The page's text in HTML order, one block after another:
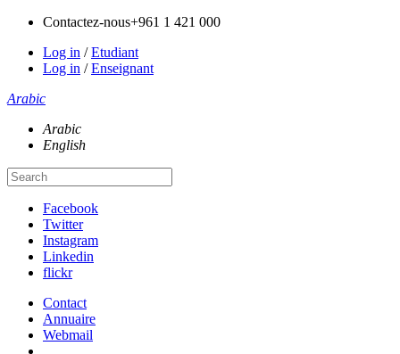
Contactez-nous+961 1 421 000
Log in /Etudiant
Log in /Enseignant
Arabic
Arabic
English
Facebook
Twitter
Instagram
Linkedin
flickr
Contact
Annuaire
Webmail